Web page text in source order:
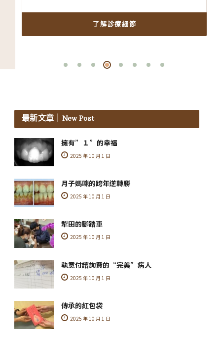
了解診療細節
最新文章 ｜New Post
擁有”１”的幸福
2025 年 10 月 1 日
月子媽咪的跨年逆轉勝
2025 年 10 月 1 日
犁田的腳踏車
2025 年 10 月 1 日
執意付諮詢費的“完美”病人
2025 年 10 月 1 日
傳承的紅包袋
2025 年 10 月 1 日